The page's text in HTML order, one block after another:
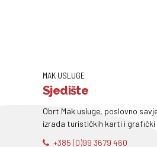
MAK USLUGE
Sjedište
Obrt Mak usluge, poslovno
izrada turističkih karti i grafički
+385 (0)99 3679 460